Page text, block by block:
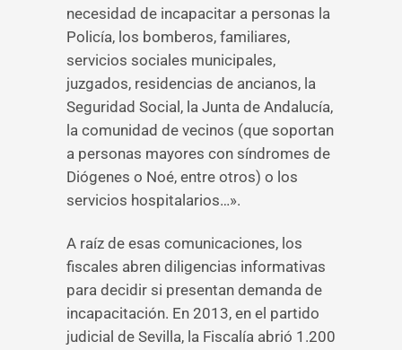
necesidad de incapacitar a personas la
Policía, los bomberos, familiares,
servicios sociales municipales,
juzgados, residencias de ancianos, la
Seguridad Social, la Junta de Andalucía,
la comunidad de vecinos (que soportan
a personas mayores con síndromes de
Diógenes o Noé, entre otros) o los
servicios hospitalarios…».
A raíz de esas comunicaciones, los
fiscales abren diligencias informativas
para decidir si presentan demanda de
incapacitación. En 2013, en el partido
judicial de Sevilla, la Fiscalía abrió 1.200